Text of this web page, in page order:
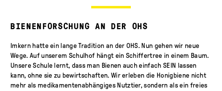
BIENENFORSCHUNG AN DER OHS
Imkern hatte ein lange Tradition an der OHS. Nun gehen wir neue
Wege. Auf unserem Schulhof hängt ein Schiffertree in einem Baum.
Unsere Schule lernt, dass man Bienen auch einfach SEIN lassen
kann, ohne sie zu bewirtschaften. Wir erleben die Honigbiene nicht
mehr als medikamentenabhängiges Nutztier, sondern als ein freies